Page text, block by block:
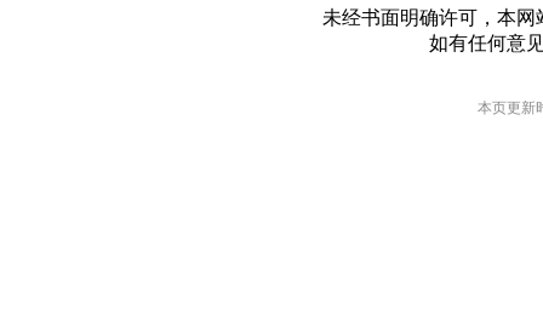
未经书面明确许可，本
如有任何意
本页更新